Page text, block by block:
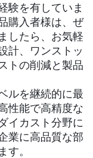
験を有していま
購入者様は、ぜ
したら、お気軽
計、ワンストッ
トの削減と製品
ルを継続的に最
性能で高精度な
イカスト分野に
業に高品質な部
す。